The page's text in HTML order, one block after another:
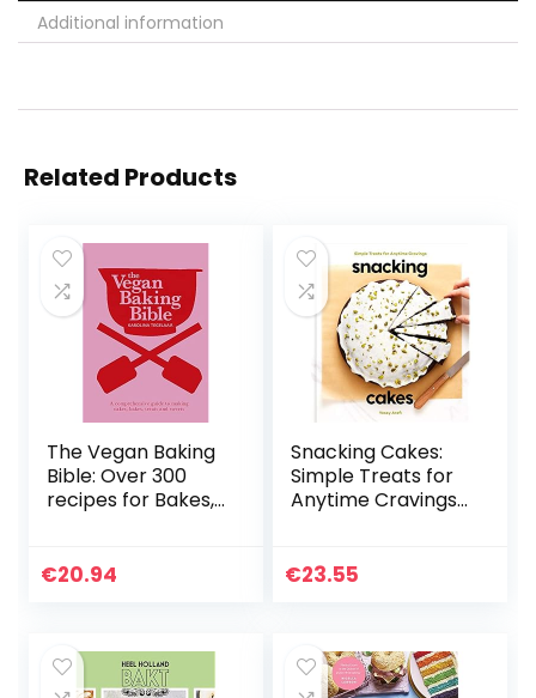
Additional information
Related Products
The Vegan Baking
Bible: Over 300
recipes for Bakes,
€20.94
Snacking Cakes:
Simple Treats for
Anytime Cravings:
€23.55